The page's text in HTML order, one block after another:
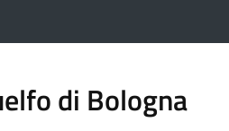
di Bologna